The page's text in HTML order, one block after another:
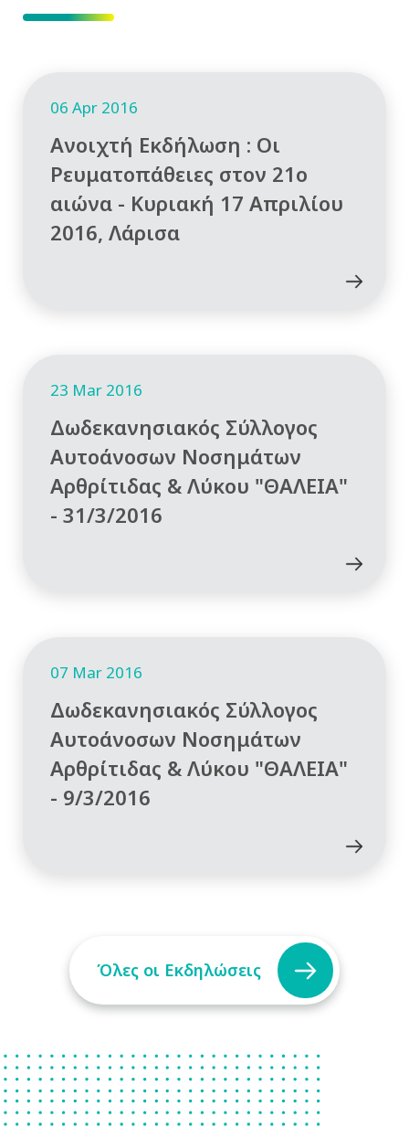
06 Apr 2016
Ανοιχτή Εκδήλωση : Οι
Ρευματοπάθειες στον 21ο
αιώνα - Κυριακή 17 Απριλίου
2016, Λάρισα
23 Mar 2016
Δωδεκανησιακός Σύλλογος
Αυτοάνοσων Νοσημάτων
Αρθρίτιδας & Λύκου "ΘΑΛΕΙΑ"
- 31/3/2016
07 Mar 2016
Δωδεκανησιακός Σύλλογος
Αυτοάνοσων Νοσημάτων
Αρθρίτιδας & Λύκου "ΘΑΛΕΙΑ"
- 9/3/2016
Όλες οι Εκδηλώσεις